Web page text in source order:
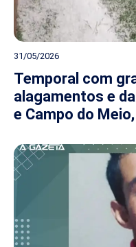
31/05/2026
Temporal com
alagamentos e
e Campo do